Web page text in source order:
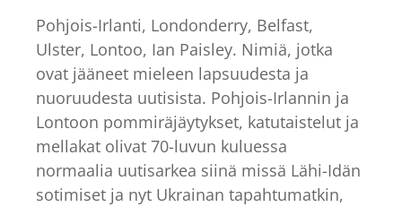
Pohjois-Irlanti, Londonderry, Belfast,
Ulster, Lontoo, Ian Paisley. Nimiä, jotka
ovat jääneet mieleen lapsuudesta ja
nuoruudesta uutisista. Pohjois-Irlannin ja
Lontoon pommiräjäytykset, katutaistelut ja
mellakat olivat 70-luvun kuluessa
normaalia uutisarkea siinä missä Lähi-Idän
sotimiset ja nyt Ukrainan tapahtumatkin,